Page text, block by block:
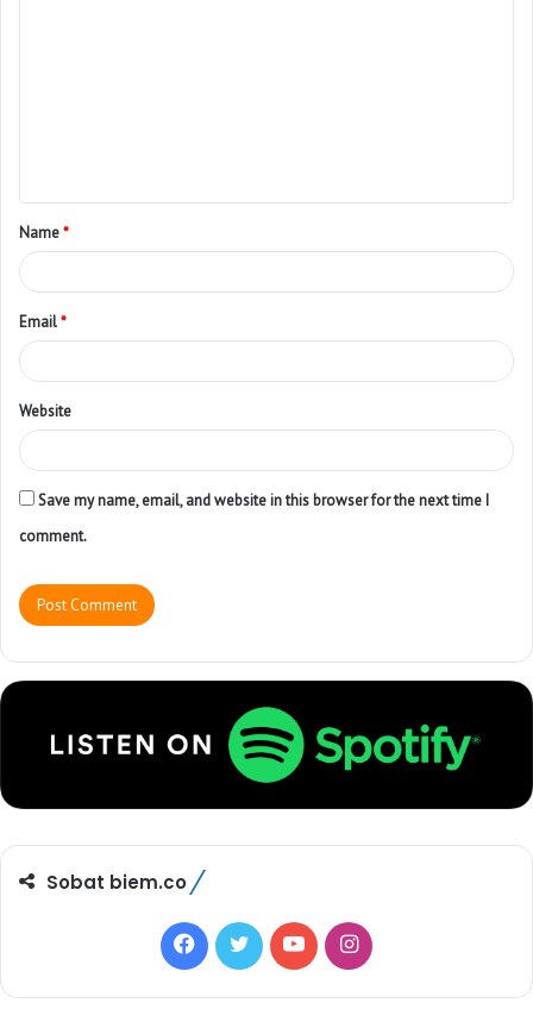
Name*
Email*
Website
Save my name, email, and website in this browser for the next time I
comment.
Sobat biem.co
F
a
T
w
Y
o
I
n